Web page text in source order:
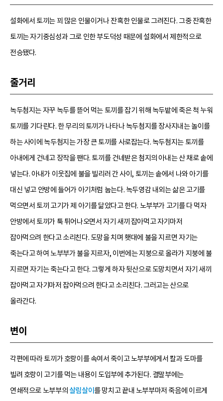
설화에서 토끼는 꾀 많은 인물이거나 잔혹한 인물로 그려진다. 그중 잔혹한
토끼는 자기중심성과 그로 인한 부도덕성 때문에 설화에서 제한적으로
전승됐다.
줄거리
녹두첨지는 자꾸 녹두를 뜯어 먹는 토끼를 잡기 위해 녹두밭에 죽은 척 누워
토끼를 기다린다. 한 무리의 토끼가 나타나 녹두첨지를 장사지내는 놀이를
하는 사이에 녹두첨지는 가장 큰 토끼를 사로잡는다. 녹두첨지는 토끼를
아내에게 건네고 장작을 팬다. 토끼를 건네받은 첨지의 아내는 산 채로 솥에
넣는다. 아내가 이웃집에 불을 빌리러 간 사이, 토끼는 솥에서 나와 아기를
대신 넣고 안방에 들어가 아기처럼 눕는다. 녹두영감 내외는 삶은 고기를
먹으면서 토끼 고기가 제 아기를 닮았다고 한다. 노부부가 고기를 다 먹자
안방에서 토끼가 툭 튀어나오면서 자기 새끼 잡아먹고 자기마저
잡아먹으려 한다고 소리친다. 도망을 치며 횃대에 불을 지르면 자기는
죽는다고 하여 노부부가 불을 지르자, 이번에는 지붕으로 올라가 지붕에 불
지르면 자기는 죽는다고 한다. 그렇게 하자 뒷산으로 도망치면서 자기 새끼
잡아먹고 자기마저 잡아먹으려 한다고 소리친다. 그러고는 산으로
올라간다.
변이
각편에 따라 토끼가 호랑이를 속여서 죽이고 노부부에게서 칼과 도마를
빌려 호랑이 고기를 먹는 내용이 도입부에 추가된다. 결말부에는
연쇄적으로 노부부의 살림살이 를 망치고 끝내 노부부마저 죽음에 이르게